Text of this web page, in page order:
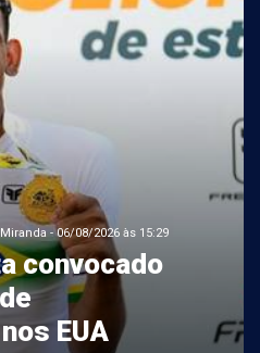
- 06/08/2026 às 15:29
convocado
EUA